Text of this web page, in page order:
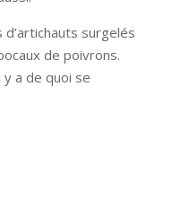
d’artichauts surgelés
de poivrons.
a de quoi se